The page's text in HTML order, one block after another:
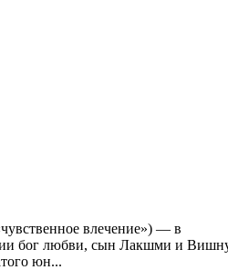
влечение») — в
бог любви, сын Лакшми и
юн...